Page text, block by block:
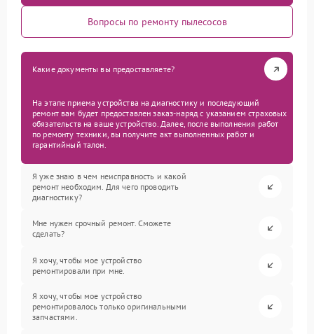
Вопросы по ремонту пылесосов
Какие документы вы предоставляете?
На этапе приема устройства на диагностику и последующий
ремонт вам будет предоставлен заказ-наряд с указанием страховых
обязательств на ваше устройство. Далее, после выполнения работ
по ремонту техники, вы получите акт выполненных работ и
гарантийный талон.
Я уже знаю в чем неисправность и какой
ремонт необходим. Для чего проводить
диагностику?
Мне нужен срочный ремонт. Сможете
сделать?
Я хочу, чтобы мое устройство
ремонтировали при мне.
Я хочу, чтобы мое устройство
ремонтировалось только оригинальными
запчастями.